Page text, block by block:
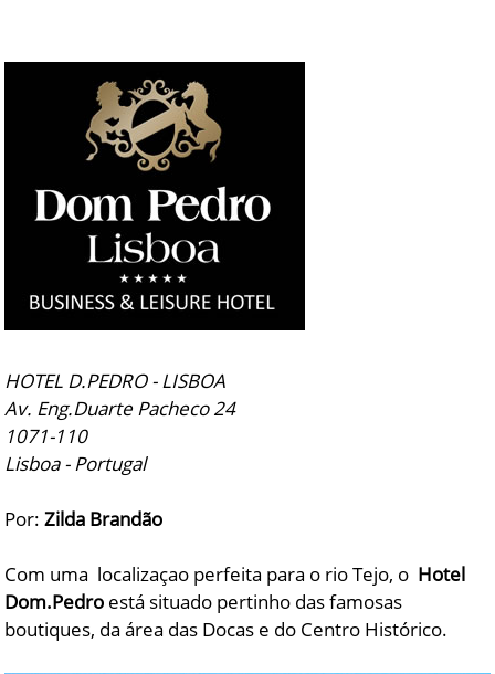
HOTEL D.PEDRO - LISBOA
Av. Eng.Duarte Pacheco 24
1071-110
Lisboa - Portugal
Por:Zilda Brandão
Com uma localizaçao perfeita para o rio Tejo, o Hotel
Dom.Pedro está situado pertinho das famosas
boutiques, da área das Docas e do Centro Histórico.